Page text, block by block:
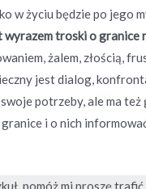
w życiu będzie po jego
wyrazem troski o
żalem, złością,
jest dialog,
potrzeby, ale ma
i o nich
pomóż mi proszę